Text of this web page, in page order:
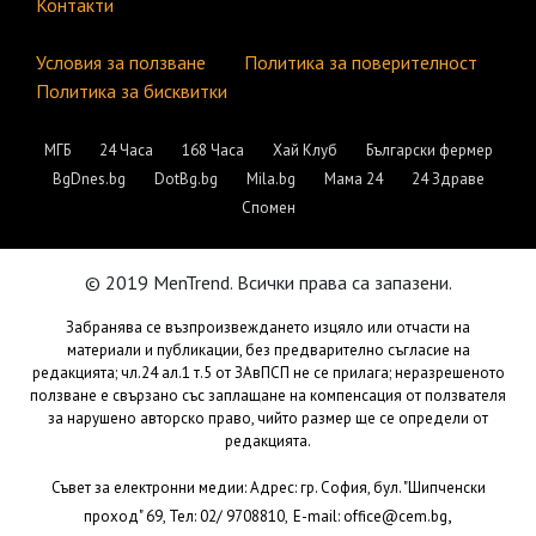
Контакти
Условия за ползване
Политика за поверителност
Политика за бисквитки
МГБ 24 Часа 168 Часа Хай Клуб
Български фермер
BgDnes.bg
DotBg.bg Mila.bg Мама 24
24 Здраве
Спомен
© 2019 MenTrend. Всички права са запазени.
Забранява се възпроизвеждането изцяло или отчасти на
материали и публикации, без предварително съгласие на
редакцията; чл.24 ал.1 т.5 от ЗАвПСП не се прилага; неразрешеното
ползване е свързано със заплащане на компенсация от ползвателя
за нарушено авторско право, чийто размер ще се определи от
редакцията.
Съвет за електронни медии: Адрес: гр. София, бул. "Шипченски
проход" 69, Тел: 02/ 9708810, E-mail:office@cem.bg,